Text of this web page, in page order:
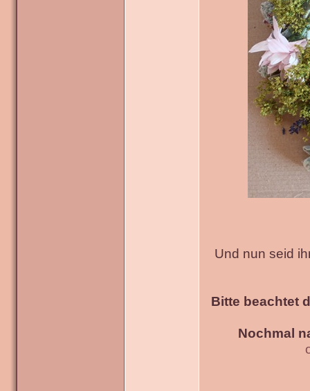
Und nun seid
Bitte beachtet
Nochmal